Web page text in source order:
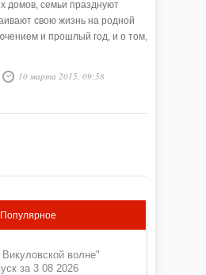
домов, семьи празднуют
свою жизнь на родной
и прошлый год, и о том,
10 марта 2015, 09:58
Популярное
волне"
за 3 08 2026